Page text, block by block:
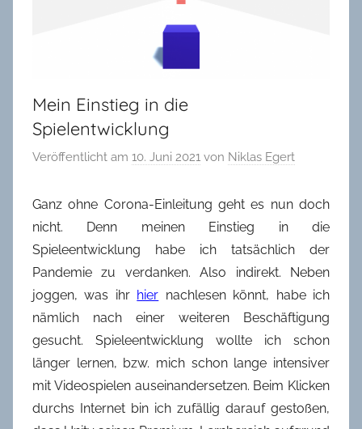
Mein Einstieg in die
Spielentwicklung
Veröffentlicht am 10. Juni 2021 von Niklas Egert
Ganz ohne Corona-Einleitung geht es nun doch
nicht. Denn meinen Einstieg in die
Spieleentwicklung habe ich tatsächlich der
Pandemie zu verdanken. Also indirekt. Neben
joggen, was ihr hier nachlesen könnt, habe ich
nämlich nach einer weiteren Beschäftigung
gesucht. Spieleentwicklung wollte ich schon
länger lernen, bzw. mich schon lange intensiver
mit Videospielen auseinandersetzen. Beim Klicken
durchs Internet bin ich zufällig darauf gestoßen,